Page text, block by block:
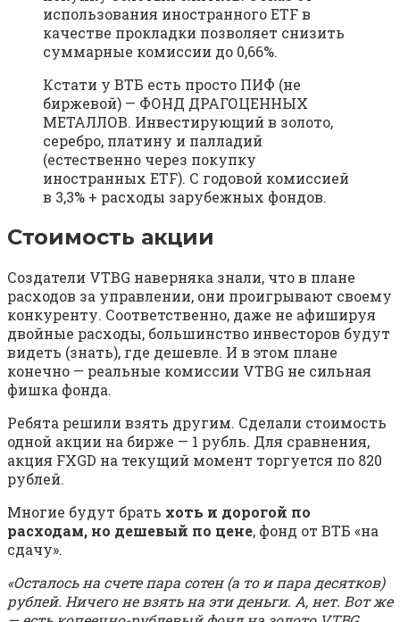
использования иностранного ETF в
качестве прокладки позволяет снизить
суммарные комиссии до 0,66%.
Кстати у ВТБ есть просто ПИФ (не
биржевой) — ФОНД ДРАГОЦЕННЫХ
МЕТАЛЛОВ. Инвестирующий в золото,
серебро, платину и палладий
(естественно через покупку
иностранных ETF). С годовой комиссией
в 3,3% + расходы зарубежных фондов.
Стоимость акции
Создатели VTBG наверняка знали, что в плане
расходов за управлении, они проигрывают своему
конкуренту. Соответственно, даже не афишируя
двойные расходы, большинство инвесторов будут
видеть (знать), где дешевле. И в этом плане
конечно — реальные комиссии VTBG не сильная
фишка фонда.
Ребята решили взять другим. Сделали стоимость
одной акции на бирже — 1 рубль. Для сравнения,
акция FXGD на текущий момент торгуется по 820
рублей.
Многие будут брать хоть и дорогой по
расходам, но дешевый по цене, фонд от ВТБ «на
сдачу».
«Осталось на счете пара сотен (а то и пара десятков)
рублей. Ничего не взять на эти деньги. А, нет. Вот же